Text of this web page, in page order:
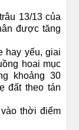
13/13 của
được tăng
hay yếu, giai
hoai mục
khoảng 30
đất theo tán
thời điểm